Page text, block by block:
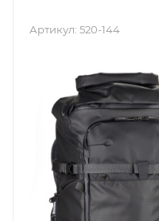
Артикул: 520-144